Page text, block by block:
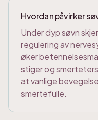
Hvordan påvirker
Under dyp søvn
regulering av
øker
stiger og
at vanlige
smertefulle.